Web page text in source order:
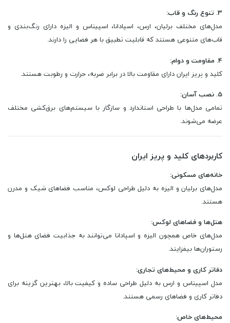
3. تنوع رنگ و قاب:
مدل‌های مختلف برلیان، ارس، اسپادانا، اسپیناس و الیزه دارای رنگ‌بندی و
قاب‌های متنوعی هستند که قابلیت تطبیق با هر فضایی را دارند.
4. مقاومت و دوام:
کلید و پریز ایران دارای مقاومت بالا در برابر ضربه، حرارت و رطوبت هستند.
5. نصب آسان:
تمامی مدل‌ها با طراحی استاندارد و سازگار با سیستم‌های برق‌کشی مختلف
عرضه می‌شوند.
کاربردهای کلید و پریز ایران
خانه‌های مسکونی:
مدل‌های برلیان و الیزه به دلیل طراحی لوکس، مناسب فضاهای شیک و مدرن
هستند.
هتل‌ها و فضاهای لوکس:
مدل‌های خاص همچون الیزه و اسپادانا می‌توانند به جذابیت فضای هتل‌ها و
رستوران‌ها بیفزایند.
دفاتر کاری و محیط‌های تجاری:
مدل اسپیناس و ارس به دلیل طراحی ساده و کیفیت بالا، بهترین گزینه برای
دفاتر کاری و فضاهای رسمی هستند.
محیط‌های خاص: